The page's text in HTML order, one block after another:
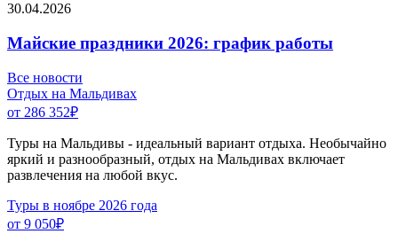
30.04.2026
Майские праздники 2026: график работы
Все новости
Отдых на Мальдивах
от 286 352₽
Туры на Мальдивы - идеальный вариант отдыха. Необычайно
яркий и разнообразный, отдых на Мальдивах включает
развлечения на любой вкус.
Туры в ноябре 2026 года
от 9 050₽